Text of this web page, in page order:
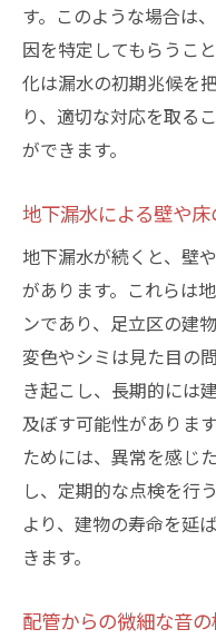
功事例
足立区での特
地域特性を理
実際の修理事
地域密着型修
地域特性が
24時間体制の専
理由
24時間体制が
緊急対応力
業者の体制が
迅速なサー
常時サポート
知識と対応策
す。このような場合は
因を特定してもらうこ
化は漏水の初期兆候を
り、適切な対応を取る
ができます。
地下漏水による壁や
地下漏水が続くと、壁
があります。これらは
ンであり、足立区の建
変色やシミは見た目の
き起こし、長期的には
及ぼす可能性がありま
ためには、異常を感じ
し、定期的な点検を行
より、建物の寿命を延
きます。
配管からの微細な音